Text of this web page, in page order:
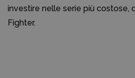
investire nelle serie più costose,
Fighter.